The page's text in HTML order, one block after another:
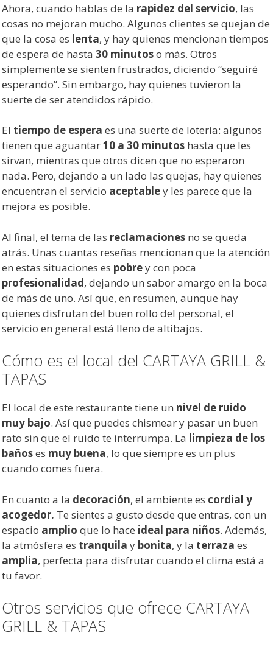
Ahora, cuando hablas de la rapidez del servicio, las
cosas no mejoran mucho. Algunos clientes se quejan de
que la cosa es lenta, y hay quienes mencionan tiempos
de espera de hasta 30 minutoso más. Otros
simplemente se sienten frustrados, diciendo “seguiré
esperando”. Sin embargo, hay quienes tuvieron la
suerte de ser atendidos rápido.
El tiempo de espera es una suerte de lotería: algunos
tienen que aguantar10 a 30 minutos hasta que les
sirvan, mientras que otros dicen que no esperaron
nada. Pero, dejando a un lado las quejas, hay quienes
encuentran el servicio aceptabley les parece que la
mejora es posible.
Al final, el tema de las reclamaciones no se queda
atrás. Unas cuantas reseñas mencionan que la atención
en estas situaciones es pobrey con poca
profesionalidad, dejando un sabor amargo en la boca
de más de uno. Así que, en resumen, aunque hay
quienes disfrutan del buen rollo del personal, el
servicio en general está lleno de altibajos.
Cómo es el local del CARTAYA GRILL &
TAPAS
El local de este restaurante tiene un nivel de ruido
muy bajo. Así que puedes chismear y pasar un buen
rato sin que el ruido te interrumpa. La limpieza de los
bañoses muy buena, lo que siempre es un plus
cuando comes fuera.
En cuanto a la decoración, el ambiente es cordial y
acogedor. Te sientes a gusto desde que entras, con un
espacio amplio que lo hace ideal para niños. Además,
la atmósfera es tranquila y bonita, y la terraza es
amplia, perfecta para disfrutar cuando el clima está a
tu favor.
Otros servicios que ofrece CARTAYA
GRILL & TAPAS